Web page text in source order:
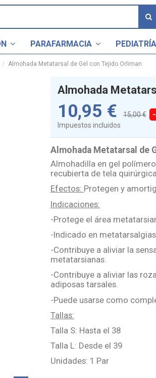
PARAFARMACIA PEDIATRÍA
Almohada Metatarsal de Gel con Tejido Orliman
Almohada
10,95 € 15,00 €
Impuestos incluidos
Almohada Metatarsal de
Almohadilla en gel
recubierta de tela
Efectos: Protegen y
Indicaciones:
-Protege el área
-Indicado en metatarsalgias.
-Contribuye a aliviar la
metatarsianas.
-Contribuye a aliviar las
adiposas tarsales.
-Puede usarse como
Tallas:
Talla S: Hasta el 38
Talla L: Desde el 39
Unidades: 1 Par